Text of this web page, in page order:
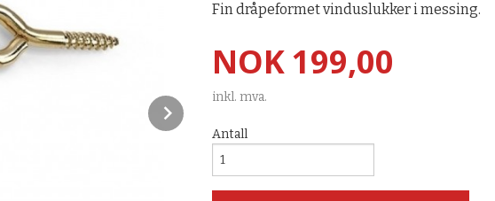
Fin dråpeformet vinduslukker i messing.
Pris
NOK199,00
inkl. mva.
Antall